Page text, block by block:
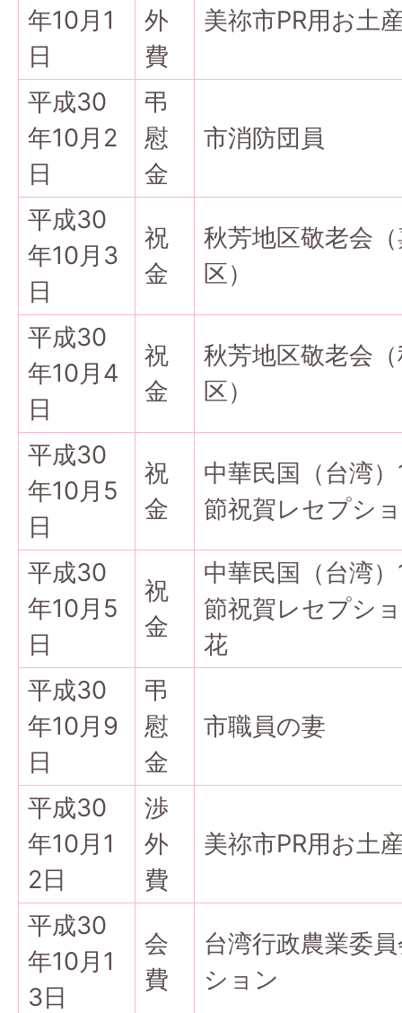
年10月1
日
外
費
美祢市PR用お土
平成30
年10月2
日
弔
慰
金
市消防団員
平成30
年10月3
日
祝
金
秋芳地区敬老会
区）
平成30
年10月4
日
祝
金
秋芳地区敬老会
区）
平成30
年10月5
日
祝
金
中華民国（台湾
節祝賀レセプシ
平成30
年10月5
日
祝
金
中華民国（台湾
節祝賀レセプシ
花
平成30
年10月9
日
弔
慰
金
市職員の妻
平成30
年10月1
2日
渉
外
費
美祢市PR用お土
平成30
年10月1
3日
会
費
台湾行政農業委
ション